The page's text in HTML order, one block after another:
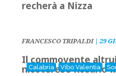
recherà a Nizza
FRANCESCO TRIPALDI| 29
Calabria Vibo Valentia
Il commovente
nicoterese Rosario